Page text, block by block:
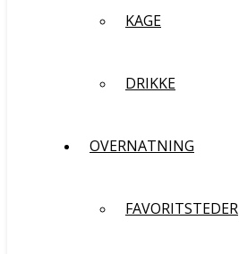
KAGE
DRIKKE
OVERNATNING
FAVORITSTEDER